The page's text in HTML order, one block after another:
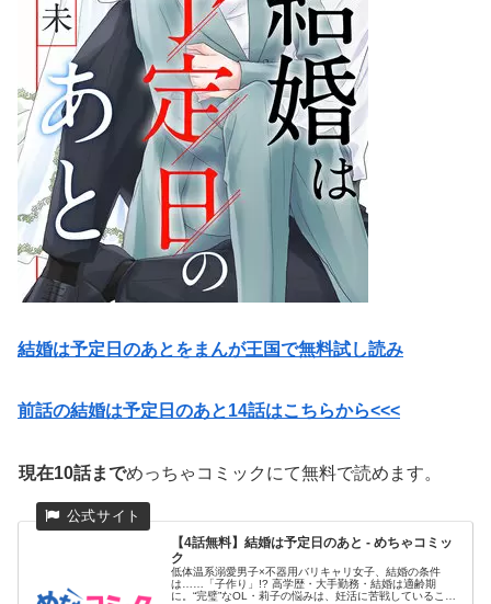
結婚は予定日のあとをまんが王国で無料試し読み
前話の結婚は予定日のあと14話はこちらから<<<
現在10話までめっちゃコミックにて無料で読めます。
【4話無料】結婚は予定日のあと - めちゃコミッ
ク
低体温系溺愛男子×不器用バリキャリ女子、結婚の条件
は……「子作り」!? 高学歴・大手勤務・結婚は適齢期
に。“完璧”なOL・莉子の悩みは、妊活に苦戦しているこ